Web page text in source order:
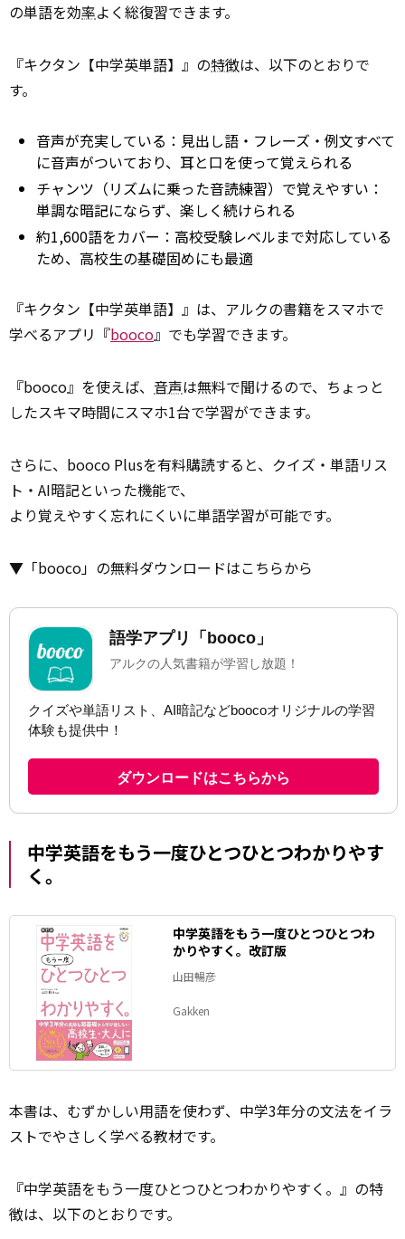
の単語を効率よく総復習できます。
『キクタン【中学英単語】』の特徴は、以下のとおりで
す。
音声が充実している：見出し語・フレーズ・例文すべて
に音声がついており、耳と口を使って覚えられる
チャンツ（リズムに乗った音読練習）で覚えやすい：
単調な暗記にならず、楽しく続けられる
約1,600語をカバー：高校受験レベルまで対応している
ため、高校生の基礎固めにも最適
『キクタン【中学英単語】』は、アルクの書籍をスマホで
学べるアプリ『booco』でも学習できます。
『booco』を使えば、 音声は無料で聞けるので、ちょっと
したスキマ時間にスマホ1台で学習ができます。
さらに、booco Plusを有料購読すると、クイズ・単語リス
ト・AI暗記といった機能で、
より覚えやすく忘れにくいに単語学習が可能です。
▼「booco」の無料ダウンロードはこちらから
中学英語をもう一度ひとつひとつわかりやす
く。
中学英語をもう一度ひとつひとつわ
かりやすく。改訂版
山田暢彦
Gakken
本書は、むずかしい用語を使わず、中学3年分の文法をイラ
ストでやさしく学べる教材です。
『中学英語をもう一度ひとつひとつわかりやすく。』の特
徴は、以下のとおりです。